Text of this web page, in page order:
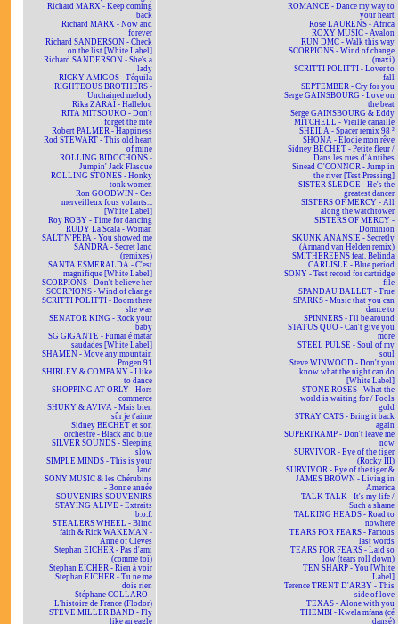
Richard MARX - Keep coming
back
Richard MARX - Now and
forever
Richard SANDERSON - Check
on the list [White Label]
Richard SANDERSON - She's a
lady
RICKY AMIGOS - Téquila
RIGHTEOUS BROTHERS -
Unchained melody
Rika ZARAÏ - Hallelou
RITA MITSOUKO - Don't
forget the nite
Robert PALMER - Happiness
Rod STEWART - This old heart
of mine
ROLLING BIDOCHONS -
Jumpin' Jack Flasque
ROLLING STONES - Honky
tonk women
Ron GOODWIN - Ces
merveilleux fous volants...
[White Label]
Roy ROBY - Time for dancing
RUDY La Scala - Woman
SALT'N'PEPA - You showed me
SANDRA - Secret land
(remixes)
SANTA ESMERALDA - C'est
magnifique [White Label]
SCORPIONS - Don't believe her
SCORPIONS - Wind of change
SCRITTI POLITTI - Boom there
she was
SENATOR KING - Rock your
baby
SG GIGANTE - Fumar é matar
saudades [White Label]
SHAMEN - Move any mountain
Progen 91
SHIRLEY & COMPANY - I like
to dance
SHOPPING AT ORLY - Hors
commerce
SHUKY & AVIVA - Mais bien
sûr je t'aime
Sidney BECHET et son
orchestre - Black and blue
SILVER SOUNDS - Sleeping
slow
SIMPLE MINDS - This is your
land
SONY MUSIC & les Chérubins
- Bonne année
SOUVENIRS SOUVENIRS
STAYING ALIVE - Extraits
b.o.f.
STEALERS WHEEL - Blind
faith & Rick WAKEMAN -
Anne of Cleves
Stephan EICHER - Pas d'ami
(comme toi)
Stephan EICHER - Rien à voir
Stephan EICHER - Tu ne me
dois rien
Stéphane COLLARO -
L'histoire de France (Flodor)
STEVE MILLER BAND - Fly
like an eagle
ROMANCE - Dance my way to
your heart
Rose LAURENS - Africa
ROXY MUSIC - Avalon
RUN DMC - Walk this way
SCORPIONS - Wind of change
(maxi)
SCRITTI POLITTI - Lover to
fall
SEPTEMBER - Cry for you
Serge GAINSBOURG - Love on
the beat
Serge GAINSBOURG & Eddy
MITCHELL - Vieille canaille
SHEILA - Spacer remix 98 ²
SHONA - Elodie mon rêve
Sidney BECHET - Petite fleur /
Dans les rues d'Antibes
Sinead O'CONNOR - Jump in
the river [Test Pressing]
SISTER SLEDGE - He's the
greatest dancer
SISTERS OF MERCY - All
along the watchtower
SISTERS OF MERCY -
Dominion
SKUNK ANANSIE - Secretly
(Armand van Helden remix)
SMITHEREENS feat. Belinda
CARLISLE - Blue period
SONY - Test record for cartridge
file
SPANDAU BALLET - True
SPARKS - Music that you can
dance to
SPINNERS - I'll be around
STATUS QUO - Can't give you
more
STEEL PULSE - Soul of my
soul
Steve WINWOOD - Don't you
know what the night can do
[White Label]
STONE ROSES - What the
world is waiting for / Fools
gold
STRAY CATS - Bring it back
again
SUPERTRAMP - Don't leave me
now
SURVIVOR - Eye of the tiger
(Rocky III)
SURVIVOR - Eye of the tiger &
JAMES BROWN - Living in
America
TALK TALK - It's my life /
Such a shame
TALKING HEADS - Road to
nowhere
TEARS FOR FEARS - Famous
last words
TEARS FOR FEARS - Laid so
low (tears roll down)
TEN SHARP - You [White
Label]
Terence TRENT D'ARBY - This
side of love
TEXAS - Alone with you
THEMBI - Kwela mfana (cé
dansé)